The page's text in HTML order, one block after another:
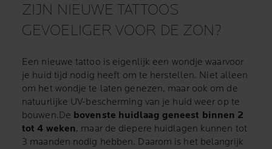
ZIJN NIEUWE TATTOOS
GEVOELIGER VOOR DE ZON?
Een nieuwe tattoo is eigenlijk een wondje waarvoor
je huid tijd nodig heeft om te herstellen. Niet alleen
om het wondje te laten genezen, maar ook om de
natuurlijke UV-bescherming van je huid weer op te
bouwen.De bovenste huidlaag geneest binnen 2
tot 4 weken, maar de diepere huidlagen kunnen tot
3 maanden nodig hebben. Daarom is het belangrijk